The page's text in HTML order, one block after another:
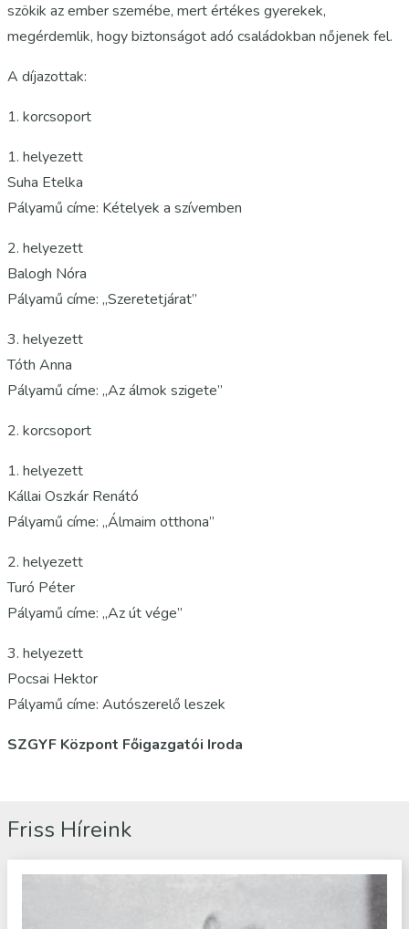
szökik az ember szemébe, mert értékes gyerekek,
megérdemlik, hogy biztonságot adó családokban nőjenek fel.
A díjazottak:
1. korcsoport
1. helyezett
Suha Etelka
Pályamű címe: Kételyek a szívemben
2. helyezett
Balogh Nóra
Pályamű címe: „Szeretetjárat”
3. helyezett
Tóth Anna
Pályamű címe: „Az álmok szigete”
2. korcsoport
1. helyezett
Kállai Oszkár Renátó
Pályamű címe: „Álmaim otthona”
2. helyezett
Turó Péter
Pályamű címe: „Az út vége”
3. helyezett
Pocsai Hektor
Pályamű címe: Autószerelő leszek
SZGYF Központ Főigazgatói Iroda
Friss Híreink